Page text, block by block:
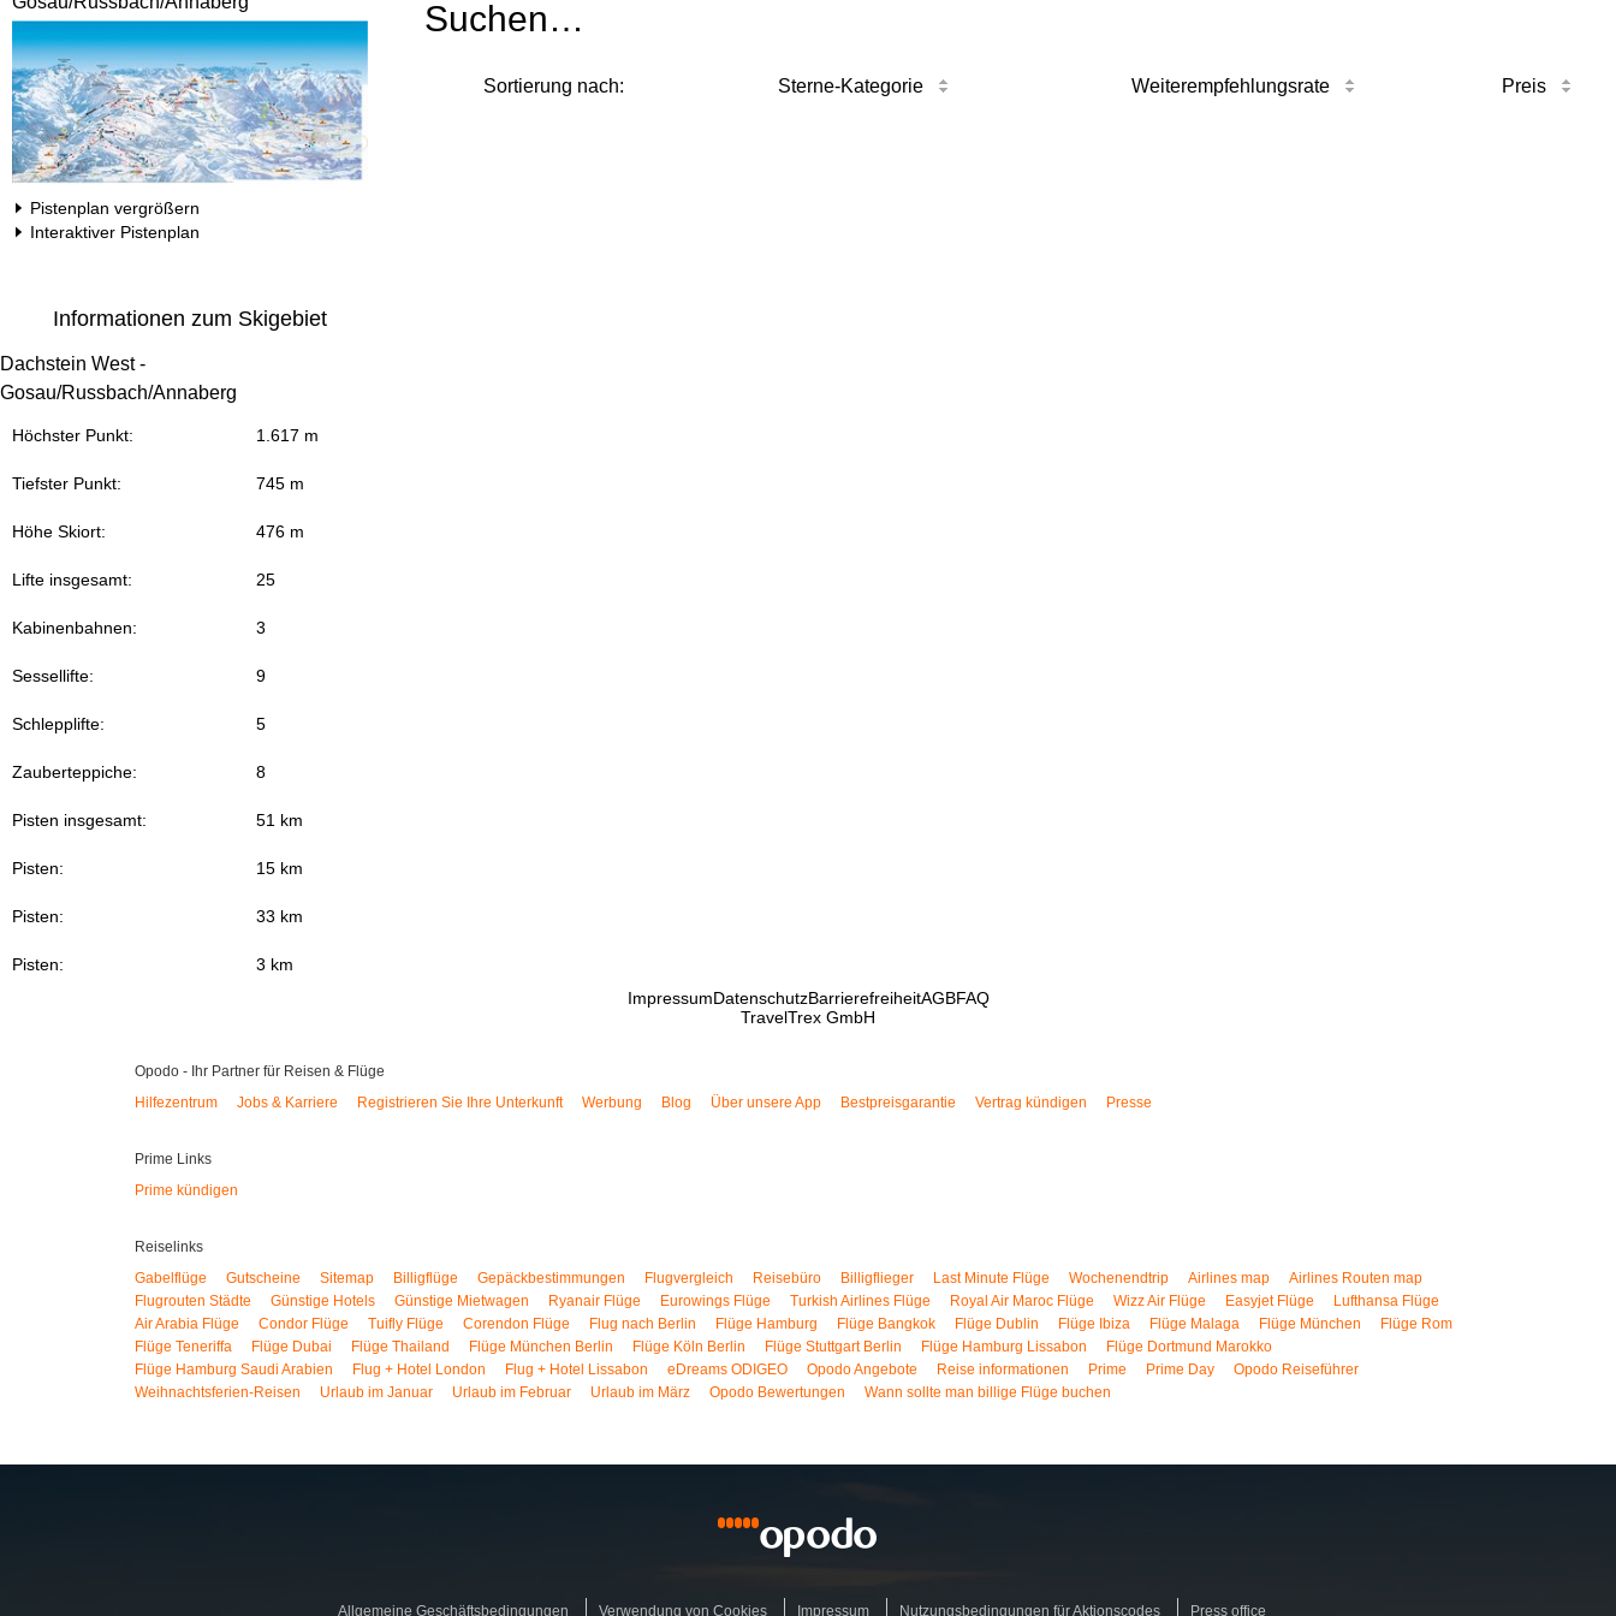
Pistenplan vergrößern
Interaktiver Pistenplan
Informationen zum Skigebiet
Dachstein West -
Gosau/Russbach/Annaberg
Höchster Punkt: 1.617 m
Tiefster Punkt: 745 m
Höhe Skiort: 476 m
Lifte insgesamt: 25
Kabinenbahnen: 3
Sessellifte: 9
Schlepplifte: 5
Zauberteppiche: 8
Pisten insgesamt: 51 km
Pisten: 15 km
Pisten: 33 km
Pisten: 3 km
Suchen…
Sortierung nach: Sterne-Kategorie Weiterempfehlungsrate Preis
ImpressumDatenschutzBarrierefreiheitAGBFAQ
TravelTrex GmbH